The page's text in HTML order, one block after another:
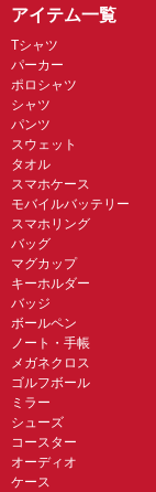
アイテム一覧
Tシャツ
パーカー
ポロシャツ
シャツ
パンツ
スウェット
タオル
スマホケース
モバイルバッテリー
スマホリング
バッグ
マグカップ
キーホルダー
バッジ
ボールペン
ノート・手帳
メガネクロス
ゴルフボール
ミラー
シューズ
コースター
オーディオ
ケース